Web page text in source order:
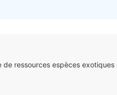
de ressources espèces exotiques